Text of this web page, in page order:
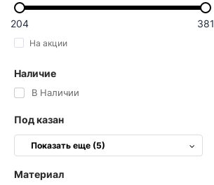
204 381
На акции
Наличие
В Наличии
Под казан
Показать еще (5)
Материал